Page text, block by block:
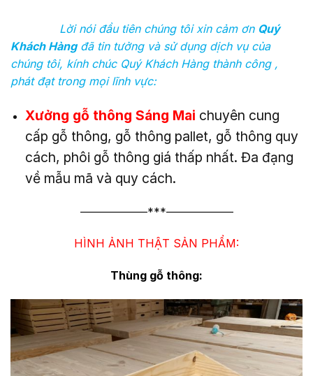
Lời nói đầu tiên chúng tôi xin cảm ơn Quý
Khách Hàngđã tin tưởng và sử dụng dịch vụ của
chúng tôi, kính chúc Quý Khách Hàng thành công ,
phát đạt trong mọi lĩnh vực:
Xưởng gỗ thông Sáng Mai chuyên cung
cấp gỗ thông, gỗ thông pallet, gỗ thông quy
cách, phôi gỗ thông giá thấp nhất. Đa đạng
về mẫu mã và quy cách.
——————***——————
HÌNH ẢNH THẬT SẢN PHẨM:
Thùng gỗ thông: